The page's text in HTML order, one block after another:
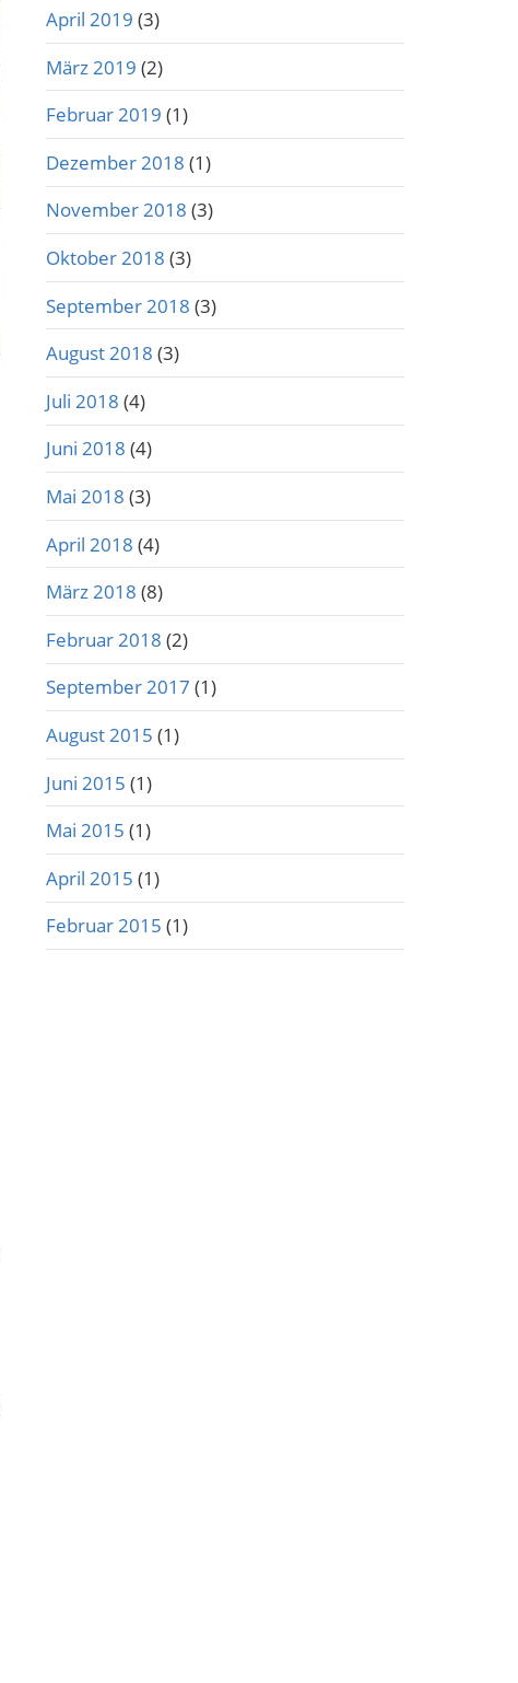
April 2019 (3)
März 2019 (2)
Februar 2019 (1)
Dezember 2018 (1)
November 2018 (3)
Oktober 2018 (3)
September 2018 (3)
August 2018 (3)
Juli 2018 (4)
Juni 2018 (4)
Mai 2018 (3)
April 2018 (4)
März 2018 (8)
Februar 2018 (2)
September 2017 (1)
August 2015 (1)
Juni 2015 (1)
Mai 2015 (1)
April 2015 (1)
Februar 2015 (1)